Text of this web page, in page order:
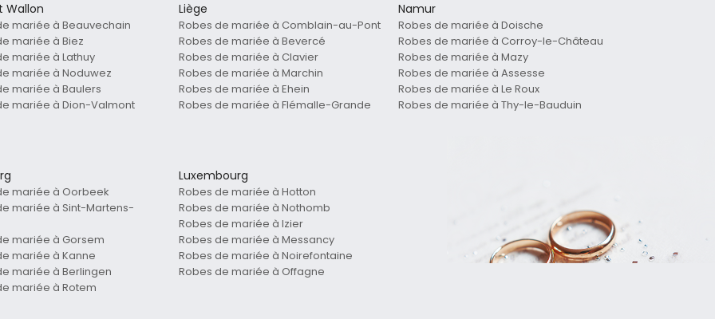
Wallon
mariée à Beauvechain
mariée à Biez
mariée à Lathuy
mariée à Noduwez
mariée à Baulers
mariée à Dion-Valmont
Liège
Robes de mariée à Comblain-au-Pont
Robes de mariée à Bevercé
Robes de mariée à Clavier
Robes de mariée à Marchin
Robes de mariée à Ehein
Robes de mariée à Flémalle-Grande
Namur
Robes de mariée à Doische
Robes de mariée à Corroy-le-Château
Robes de mariée à Mazy
Robes de mariée à Assesse
Robes de mariée à Le Roux
Robes de mariée à Thy-le-Bauduin
mariée à Oorbeek
mariée à Sint-Martens-
mariée à Gorsem
mariée à Kanne
mariée à Berlingen
mariée à Rotem
Luxembourg
Robes de mariée à Hotton
Robes de mariée à Nothomb
Robes de mariée à Izier
Robes de mariée à Messancy
Robes de mariée à Noirefontaine
Robes de mariée à Offagne